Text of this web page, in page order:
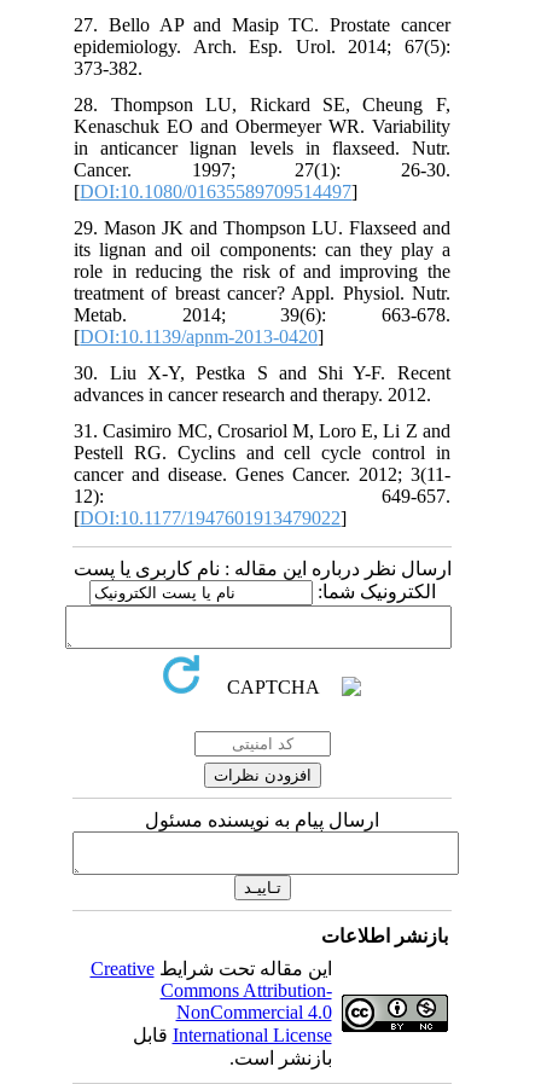
27. Bello AP and Masip TC. Prostate cancer
epidemiology. Arch. Esp. Urol. 2014; 67(5):
373-382.
28. Thompson LU, Rickard SE, Cheung F,
Kenaschuk EO and Obermeyer WR. Variability
in anticancer lignan levels in flaxseed. Nutr.
Cancer. 1997; 27(1): 26-30.
[DOI:10.1080/01635589709514497
29. Mason JK and Thompson LU. Flaxseed and
its lignan and oil components: can they play a
role in reducing the risk of and improving the
treatment of breast cancer? Appl. Physiol. Nutr.
Metab. 2014; 39(6): 663-678.
[DOI:10.1139/apnm-2013-0420
30. Liu X-Y, Pestka S and Shi Y-F. Recent
advances in cancer research and therapy. 2012.
31. Casimiro MC, Crosariol M, Loro E, Li Z and
Pestell RG. Cyclins and cell cycle control in
cancer and disease. Genes Cancer. 2012; 3(11-
12): 649-657.
[DOI:10.1177/1947601913479022
ارسال نظر درباره این مقاله : نام کاربری یا پست
الکترونیک شما:
ارسال پیام به نویسنده مسئول
بازنشر اطلاعات
این مقاله تحت شرایط Creative
Commons Attribution-
NonCommercial 4.0
International Licenseقابل
بازنشر است.